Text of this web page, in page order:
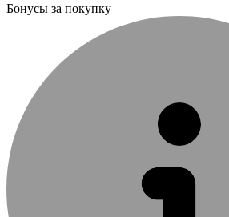
Бонусы за покупку